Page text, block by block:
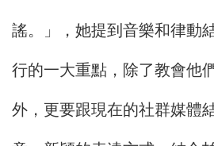
謠。」，她提到音樂和律動
行的一大重點，除了教會他
外，更要跟現在的社群媒體